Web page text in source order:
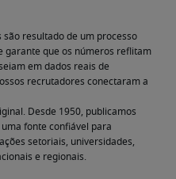
são resultado de um processo
garante que os números reflitam
em dados reais de
recrutadores conectaram a
Desde 1950, publicamos
fonte confiável para
setoriais, universidades,
e regionais.